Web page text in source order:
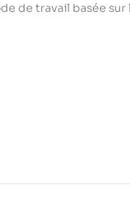
de travail basée